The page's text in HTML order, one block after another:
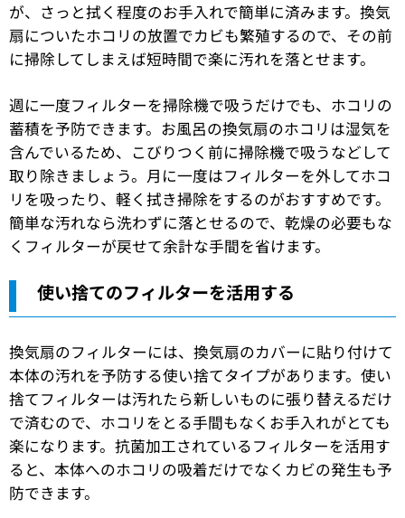
が、さっと拭く程度のお手入れで簡単に済みます。換気
扇についたホコリの放置でカビも繁殖するので、その前
に掃除してしまえば短時間で楽に汚れを落とせます。
週に一度フィルターを掃除機で吸うだけでも、ホコリの
蓄積を予防できます。お風呂の換気扇のホコリは湿気を
含んでいるため、こびりつく前に掃除機で吸うなどして
取り除きましょう。月に一度はフィルターを外してホコ
リを吸ったり、軽く拭き掃除をするのがおすすめです。
簡単な汚れなら洗わずに落とせるので、乾燥の必要もな
くフィルターが戻せて余計な手間を省けます。
使い捨てのフィルターを活用する
換気扇のフィルターには、換気扇のカバーに貼り付けて
本体の汚れを予防する使い捨てタイプがあります。使い
捨てフィルターは汚れたら新しいものに張り替えるだけ
で済むので、ホコリをとる手間もなくお手入れがとても
楽になります。抗菌加工されているフィルターを活用す
ると、本体へのホコリの吸着だけでなくカビの発生も予
防できます。